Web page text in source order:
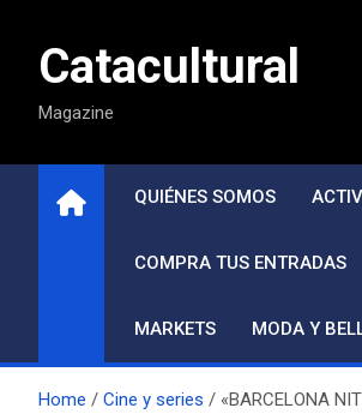
contenidoCatacultural
Magazine
QUIÉNES SOMOS
COMPRA TUS ENTRADAS
MARKETS MODA Y
Home Cine y series «BARCELONA